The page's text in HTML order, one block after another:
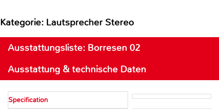
Kategorie: Lautsprecher Stereo
Ausstattungsliste: Borresen 02
Ausstattung & technische Daten
Specification